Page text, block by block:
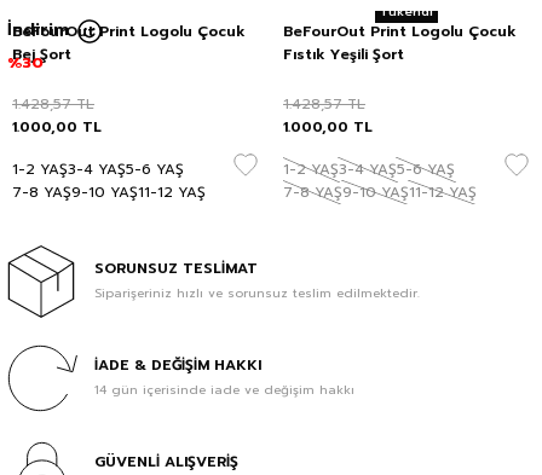
İndirim
%30
BeFourOut Print Logolu Çocuk
Bej Şort
1.428,57TL
1.000,00 TL
1-2 YAŞ3-4 YAŞ5-6 YAŞ
7-8 YAŞ9-10 YAŞ11-12 YAŞ
Tükendi
BeFourOut Print Logolu Çocuk
Fıstık Yeşili Şort
1.428,57TL
1.000,00 TL
1-2 YAŞ3-4 YAŞ5-6 YAŞ
7-8 YAŞ9-10 YAŞ11-12 YAŞ
SORUNSUZ TESLİMAT
Siparişeriniz hızlı ve sorunsuz teslim edilmektedir.
İADE & DEĞİŞİM HAKKI
14 gün içerisinde iade ve değişim hakkı
GÜVENLİ ALIŞVERİŞ